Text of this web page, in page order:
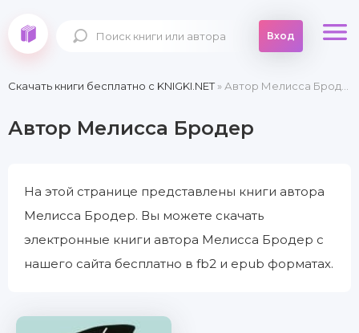
Вход
Скачать книги бесплатно c KNIGKI.NET» Автор Мелисса Бродер
Автор Мелисса Бродер
На этой странице представлены книги автора
Мелисса Бродер. Вы можете скачать
электронные книги автора Мелисса Бродер с
нашего сайта бесплатно в fb2 и epub форматах.